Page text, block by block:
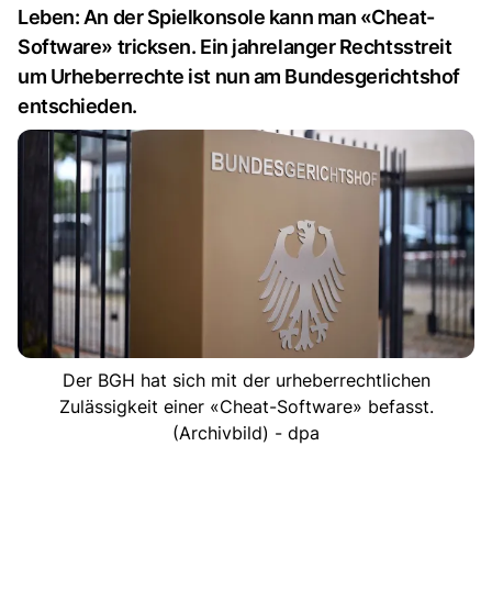
Leben: An der Spielkonsole kann man «Cheat-
Software» tricksen. Ein jahrelanger Rechtsstreit
um Urheberrechte ist nun am Bundesgerichtshof
entschieden.
Der BGH hat sich mit der urheberrechtlichen
Zulässigkeit einer «Cheat-Software» befasst.
(Archivbild) - dpa